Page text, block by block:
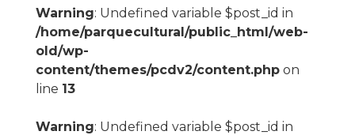
Warning: Undefined variable $post_id in
/home/parquecultural/public_html/web-
old/wp-
content/themes/pcdv2/content.phpon
line 13
Warning: Undefined variable $post_id in